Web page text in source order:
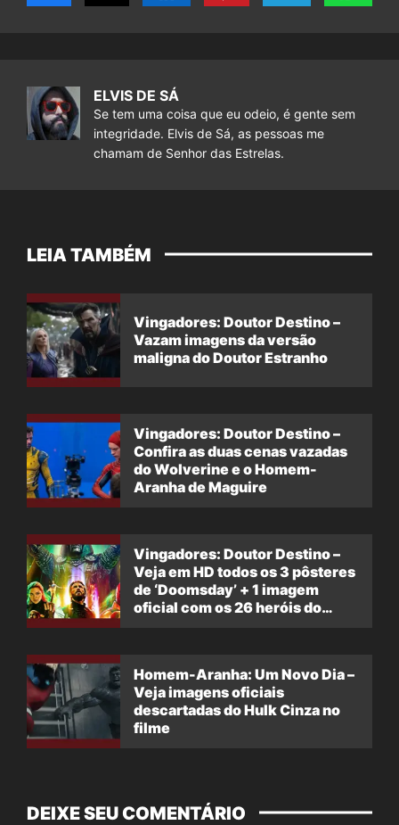
ELVIS DE SÁ
Se tem uma coisa que eu odeio, é gente sem
integridade. Elvis de Sá, as pessoas me
chamam de Senhor das Estrelas.
LEIA TAMBÉM
Vingadores: Doutor Destino –
Vazam imagens da versão
maligna do Doutor Estranho
Vingadores: Doutor Destino –
Confira as duas cenas vazadas
do Wolverine e o Homem-
Aranha de Maguire
Vingadores: Doutor Destino –
Veja em HD todos os 3 pôsteres
de ‘Doomsday’ + 1 imagem
oficial com os 26 heróis do
Homem-Aranha: Um Novo Dia –
Veja imagens oficiais
descartadas do Hulk Cinza no
filme
DEIXE SEU COMENTÁRIO